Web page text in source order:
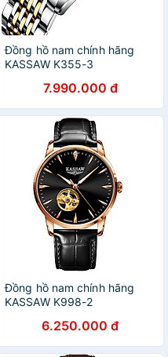
Đồng hồ nam chính hãng
KASSAW K355-3
7.990.000 đ
Đồng hồ nam chính hãng
KASSAW K998-2
6.250.000 đ